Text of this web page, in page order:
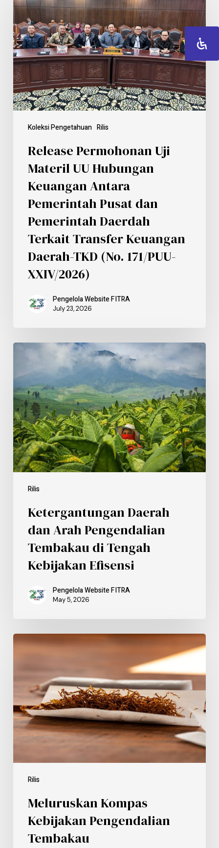
Koleksi Pengetahuan Rilis
Release Permohonan Uji
Materil UU Hubungan
Keuangan Antara
Pemerintah Pusat dan
Pemerintah Daerdah
Terkait Transfer Keuangan
Daerah-TKD (No. 171/PUU-
XXIV/2026)
Pengelola Website FITRA
July 23, 2026
Rilis
Ketergantungan Daerah
dan Arah Pengendalian
Tembakau di Tengah
Kebijakan Efisensi
Pengelola Website FITRA
May 5, 2026
Rilis
Meluruskan Kompas
Kebijakan Pengendalian
Tembakau